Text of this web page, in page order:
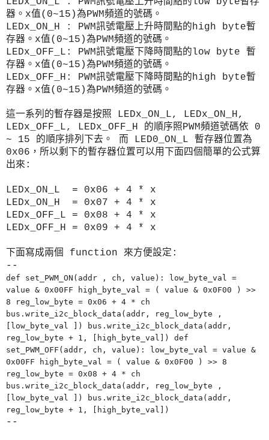
器 。x值(0~15)為PWM頻道的號碼。
LEDx_ON_H : PWM訊號電壓上升時間點的high byte暫
存器 。x值(0~15)為PWM頻道的號碼。
LEDx_OFF_L: PWM訊號電壓下降時間點的low byte 暫
存器 。x值(0~15)為PWM頻道的號碼。
LEDx_OFF_H: PWM訊號電壓下降時間點的high byte暫
存器 。x值(0~15)為PWM頻道的號碼。
這一系列的暫存器是按照 LEDx_ON_L, LEDx_ON_H,
LEDx_OFF_L, LEDx_OFF_H 的順序照PWM頻道號碼依 0
~ 15 的順序排列下去。 而 LED0_ON_L 暫存器位置為
0x06，所以剩下的暫存器位置可以用下面四個簡單的公式算
出來:
LEDx_ON_L = 0x06 + 4 * x
LEDx_ON_H = 0x07 + 4 * x
LEDx_OFF_L = 0x08 + 4 * x
LEDx_OFF_H = 0x09 + 4 * x
下面寫成兩個 function 來方便設定:
--
def set_PWM_ON(addr , ch, value): low_byte_val =
value & 0x00FF high_byte_val = ( value & 0x0F00 ) >>
8 reg_low_byte = 0x06 + 4 * ch
bus.write_i2c_block_data(addr, reg_low_byte ,
[low_byte_val ]) bus.write_i2c_block_data(addr,
reg_low_byte + 1, [high_byte_val]) def
set_PWM_OFF(addr, ch, value): low_byte_val = value &
0x00FF high_byte_val = ( value & 0x0F00 ) >> 8
reg_low_byte = 0x08 + 4 * ch
bus.write_i2c_block_data(addr, reg_low_byte ,
[low_byte_val ]) bus.write_i2c_block_data(addr,
reg_low_byte + 1, [high_byte_val])
--